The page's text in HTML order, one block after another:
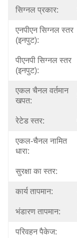
सिग्नल प्रकार:
एनपीएन सिग्नल स्तर
(इनपुट):
पीएनपी सिग्नल स्तर
(इनपुट):
एकल चैनल वर्तमान
खपत:
रेटेड स्तर:
एकल-चैनल नामित
धारा:
सुरक्षा का स्तर:
कार्य तापमान:
भंडारण तापमान:
परिवहन पैकेज: